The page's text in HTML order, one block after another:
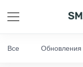
Все Обновления